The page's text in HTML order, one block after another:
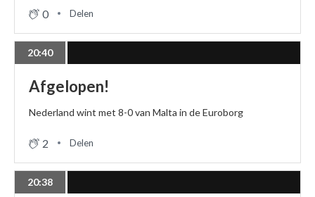
invalbeurt goed voor twee goals en één assist.
0 Delen
20:40
Afgelopen!
Nederland wint met 8-0 van Malta in de Euroborg
2 Delen
20:38